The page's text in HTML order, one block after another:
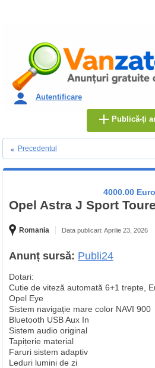
Autentificare
Publică-ţi
Precedentul
4000.00
Opel Astra J Sport
Romania Data publicari: Aprilie 23, 2026
Anunț sursă: Publi24
Dotari:
Cutie de viteză automată 6+1 trepte,
Opel Eye
Sistem navigație mare color NAVI 900
Bluetooth USB Aux In
Sistem audio original
Tapițerie material
Faruri sistem adaptiv
Leduri lumini de zi